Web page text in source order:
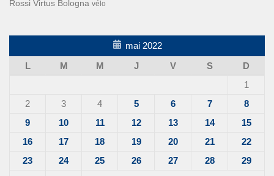
Rossi Virtus Bologna vélo
mai 2022
L
M M J V S
D
1
2
3 4 5 6 7
8
9
10 11 12 13 14
15
16
17 18 19 20 21
22
23
24 25 26 27 28
29